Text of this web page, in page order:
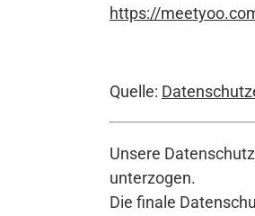
https://
Quelle:
Unsere
unterzogen.
Die finale